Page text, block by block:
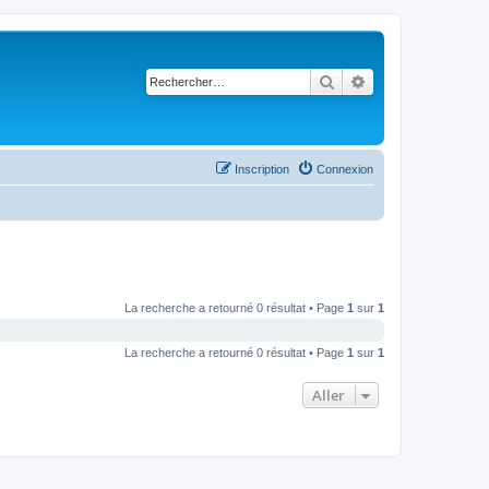
Rechercher
Connexion
Inscription
La recherche a retourné 0 résultat • Page 1 sur 1
La recherche a retourné 0 résultat • Page 1 sur 1
Aller